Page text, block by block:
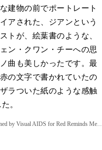
建物の前でポートレート
アされた、ジアンという
トが、絵葉書のような、
ン・クワン・チーへの思
曲も美しかったです。最
の文字で書かれていたの
ラついた紙のような感触
。
by Visual AIDS for Red Reminds